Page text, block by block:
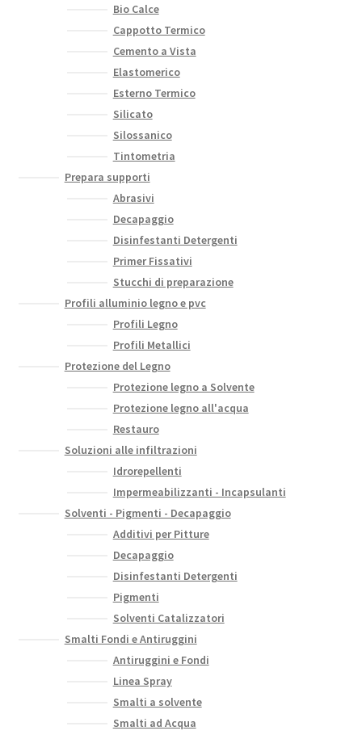
Bio Calce
Cappotto Termico
Cemento a Vista
Elastomerico
Esterno Termico
Silicato
Silossanico
Tintometria
Prepara supporti
Abrasivi
Decapaggio
Disinfestanti Detergenti
Primer Fissativi
Stucchi di preparazione
Profili alluminio legno e pvc
Profili Legno
Profili Metallici
Protezione del Legno
Protezione legno a Solvente
Protezione legno all'acqua
Restauro
Soluzioni alle infiltrazioni
Idrorepellenti
Impermeabilizzanti - Incapsulanti
Solventi - Pigmenti - Decapaggio
Additivi per Pitture
Decapaggio
Disinfestanti Detergenti
Pigmenti
Solventi Catalizzatori
Smalti Fondi e Antiruggini
Antiruggini e Fondi
Linea Spray
Smalti a solvente
Smalti ad Acqua